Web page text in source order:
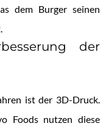
dem Burger seinen
der
ist der 3D-Druck.
Foods nutzen diese